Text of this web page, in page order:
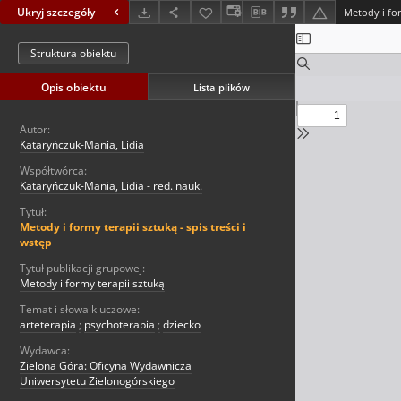
Ukryj szczegóły Metody i
Struktura obiektu
Opis obiektu Lista plików
Autor:
Kataryńczuk-Mania, Lidia
Współtwórca:
Kataryńczuk-Mania, Lidia - red. nauk.
Tytuł:
Metody i formy terapii sztuką - spis treści i
wstęp
Tytuł publikacji grupowej:
Metody i formy terapii sztuką
Temat i słowa kluczowe:
arteterapia ; psychoterapia ; dziecko
Wydawca:
Zielona Góra: Oficyna Wydawnicza
Uniwersytetu Zielonogórskiego